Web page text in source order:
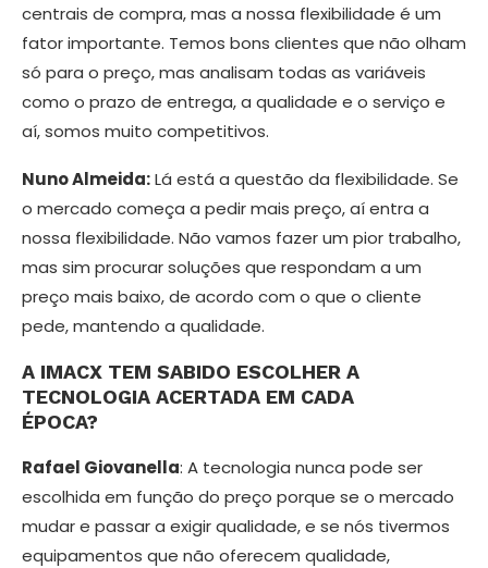
centrais de compra, mas a nossa flexibilidade é um
fator importante. Temos bons clien­tes que não olham
só para o preço, mas analisam todas as variáveis
como o prazo de entrega, a qualidade e o serviço e
aí, somos muito competitivos.
Nuno Almeida:Lá está a questão da fle­xibilidade. Se
o mercado começa a pedir mais preço, aí entra a
nossa flexibilidade. Não vamos fazer um pior trabalho,
mas sim procurar soluções que respondam a um
preço mais baixo, de acordo com o que o cliente
pede, mantendo a qualidade.
A IMACX TEM SABIDO ESCOLHER A
TECNOLOGIA ACERTADA EM CADA
ÉPOCA?
Rafael Giovanella: A tecnologia nunca pode ser
escolhida em função do preço porque se o mercado
mudar e passar a exigir qualidade, e se nós tivermos
equi­pamentos que não oferecem qualidade,